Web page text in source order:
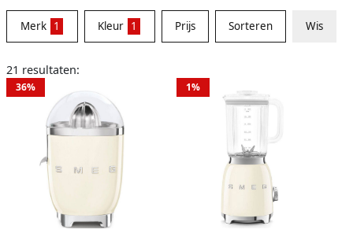
Merk 1 Kleur 1 Prijs Sorteren Wis
21 resultaten:
36% 1%